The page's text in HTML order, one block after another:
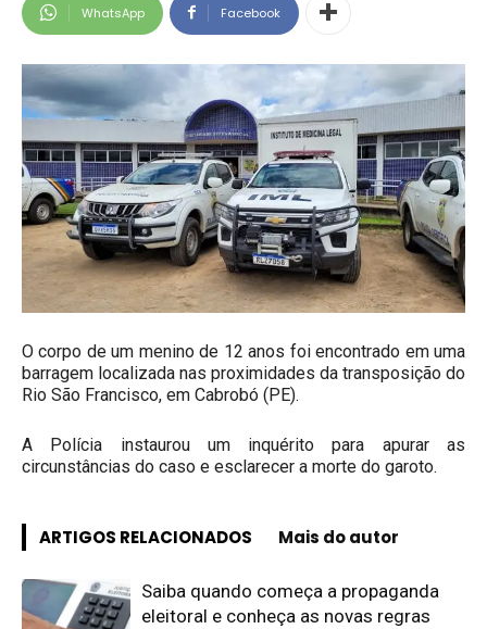
WhatsApp Facebook
O corpo de um menino de 12 anos foi encontrado em uma
barragem localizada nas proximidades da transposição do
Rio São Francisco, em Cabrobó (PE).
A Polícia instaurou um inquérito para apurar as
circunstâncias do caso e esclarecer a morte do garoto.
ARTIGOS RELACIONADOS Mais do autor
Saiba quando começa a propaganda
eleitoral e conheça as novas regras